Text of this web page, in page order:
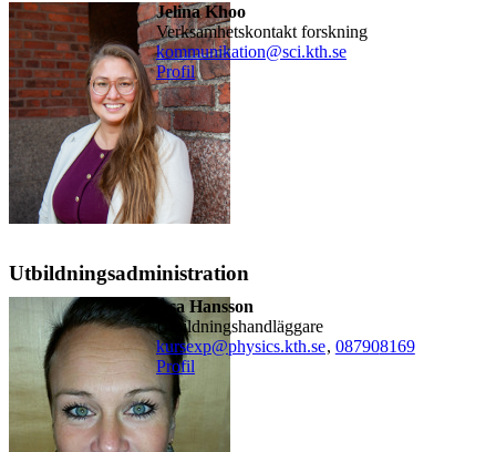
Jelina Khoo
Verksamhetskontakt forskning
kommunikation@sci.kth.se
Profil
Utbildningsadministration
Åsa Hansson
utbildningshandläggare
​kursexp@physics.kth.se, 087908169
Profil